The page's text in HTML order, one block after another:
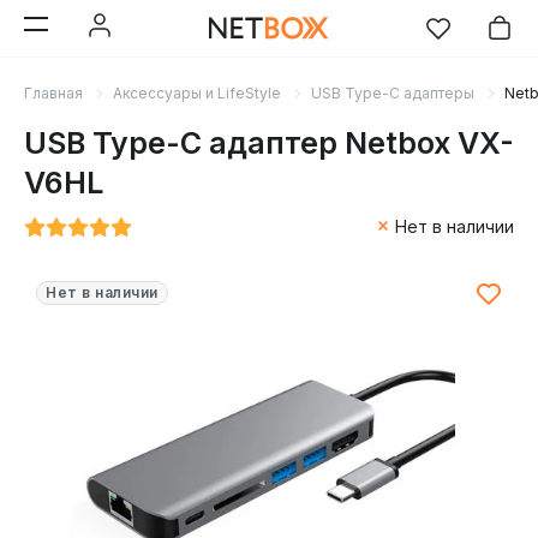
Главная Аксессуары и LifeStyle USB Type-C адаптеры
USB Type-C адаптер Netbox VX-
V6HL
Нет в наличии
Нет в наличии